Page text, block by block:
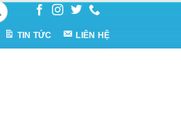
TIN TỨC LIÊN HỆ